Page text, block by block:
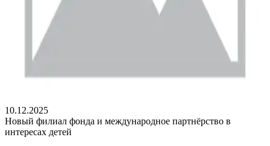
10.12.2025
Новый филиал фонда и международное партнёрство в
интересах детей